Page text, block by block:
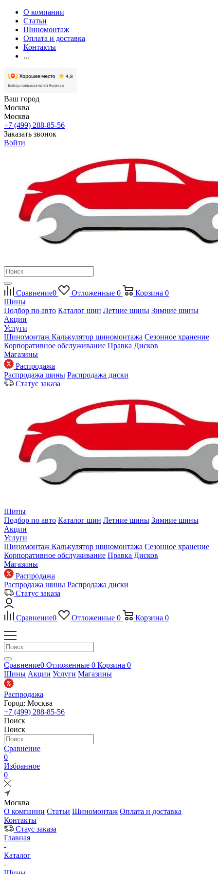
О компании
Статьи
Шиномонтаж
Оплата и доставка
Контакты
...
Ваш город
Москва
Москва
+7 (499) 288-85-56
Заказать звонок
Войти
Сравнение0 Отложенные 0 Корзина 0
Шины
Подбор по авто Каталог шин Летние шины Зимние шины
Акции
Услуги
Шиномонтаж Калькулятор шиномонтажа Сезонное хранение
Корпоративное обслуживание Правка Дисков
Магазины
Распродажа
Распродажа шины Распродажа диски
Статус заказа
Шины
Подбор по авто Каталог шин Летние шины Зимние шины
Акции
Услуги
Шиномонтаж Калькулятор шиномонтажа Сезонное хранение
Корпоративное обслуживание Правка Дисков
Магазины
Распродажа
Распродажа шины Распродажа диски
Статус заказа
Сравнение0 Отложенные 0 Корзина 0
Сравнение0 Отложенные 0 Корзина 0
Шины Акции Услуги Магазины
Распродажа
Город: Москва
+7 (499) 288-85-56
Поиск
Поиск
Сравнение
0
Избранное
0
Москва
О компании Статьи Шиномонтаж Оплата и доставка
Контакты
Стаус заказа
Главная
-
Каталог
-